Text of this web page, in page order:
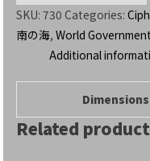
SKU: 730 Categories:
南の海, World
Additional
Dimensions
Related